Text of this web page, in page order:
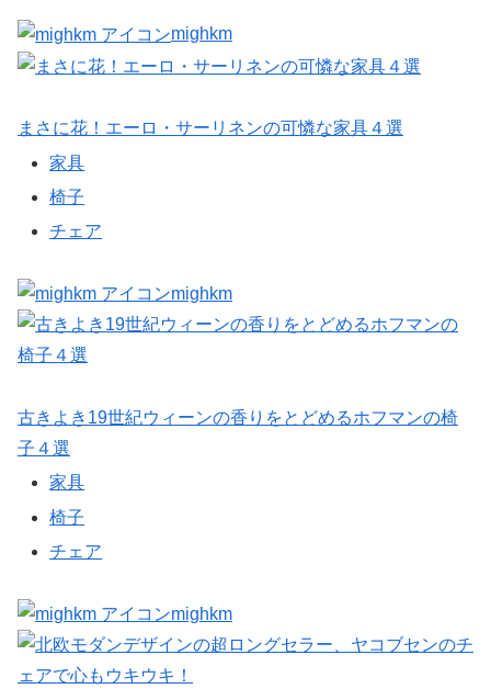
mighkm
まさに花！エーロ・サーリネンの可憐な家具４選
家具
椅子
チェア
mighkm
古きよき19世紀ウィーンの香りをとどめるホフマンの椅
子４選
家具
椅子
チェア
mighkm